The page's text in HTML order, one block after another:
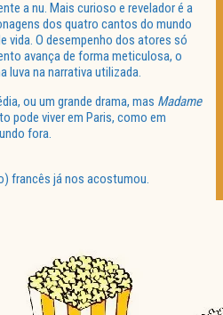
a nu. Mais curioso e revelador é a
dos quatro cantos do mundo
vida. O desempenho dos atores só
avança de forma meticulosa, o
luva na narrativa utilizada.
ou um grande drama, mas Madame
pode viver em Paris, como em
fora.
francês já nos acostumou.